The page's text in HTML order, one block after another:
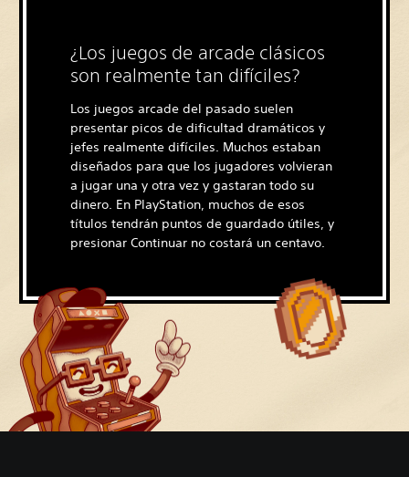
¿Los juegos de arcade clásicos
son realmente tan difíciles?
Los juegos arcade del pasado suelen
presentar picos de dificultad dramáticos y
jefes realmente difíciles. Muchos estaban
diseñados para que los jugadores volvieran
a jugar una y otra vez y gastaran todo su
dinero. En PlayStation, muchos de esos
títulos tendrán puntos de guardado útiles, y
presionar Continuar no costará un centavo.